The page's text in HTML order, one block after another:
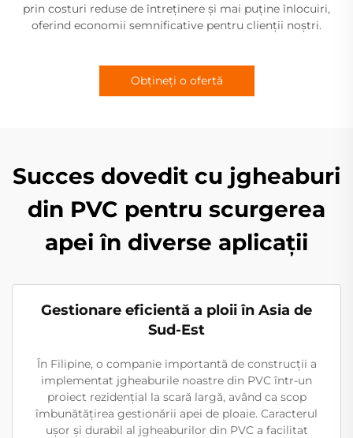
prin costuri reduse de întreținere și mai puține înlocuiri,
oferind economii semnificative pentru clienții noștri.
Obțineți o ofertă
Succes dovedit cu jgheaburi
din PVC pentru scurgerea
apei în diverse aplicații
Gestionare eficientă a ploii în Asia de
Sud-Est
În Filipine, o companie importantă de construcții a
implementat jgheaburile noastre din PVC într-un
proiect rezidențial la scară largă, având ca scop
îmbunătățirea gestionării apei de ploaie. Caracterul
ușor și durabil al jgheaburilor din PVC a facilitat